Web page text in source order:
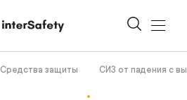
Средства защиты СИЗ от падения с